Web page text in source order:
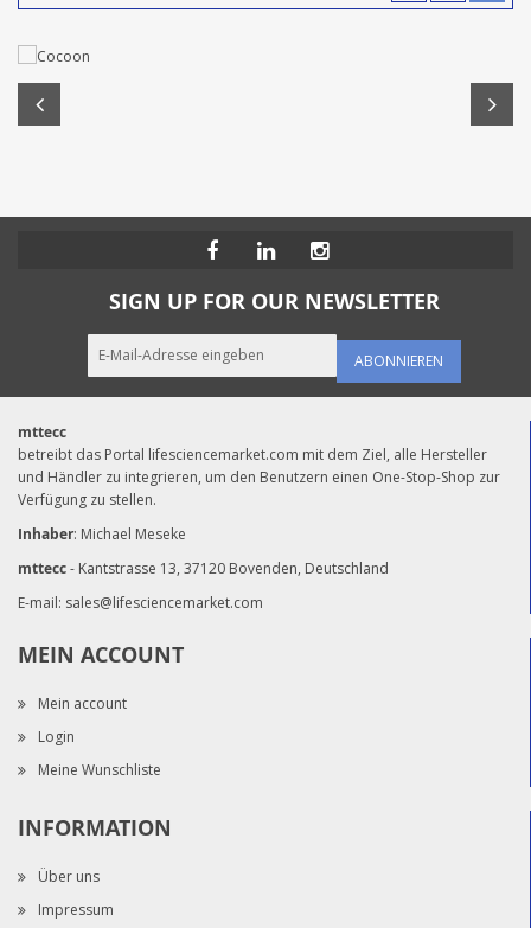
SIGN UP FOR OUR NEWSLETTER
ABONNIEREN
mttecc
betreibt das Portal lifesciencemarket.com mit dem Ziel, alle Hersteller
und Händler zu integrieren, um den Benutzern einen One-Stop-Shop zur
Verfügung zu stellen.
Inhaber: Michael Meseke
mttecc- Kantstrasse 13, 37120 Bovenden, Deutschland
E-mail: sales@lifesciencemarket.com
MEIN ACCOUNT
Mein account
Login
Meine Wunschliste
INFORMATION
Über uns
Impressum